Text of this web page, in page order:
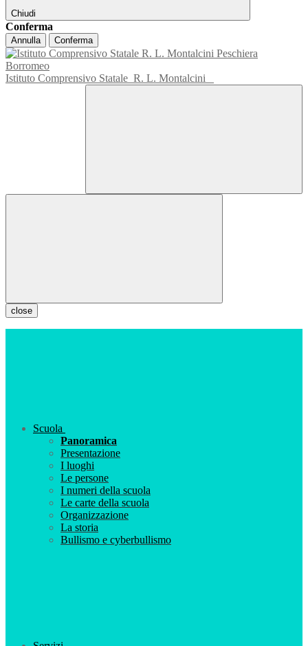
Chiudi
Conferma
Annulla Conferma
Istituto Comprensivo Statale R. L. Montalcini
close
Scuola
Panoramica
Presentazione
I luoghi
Le persone
I numeri della scuola
Le carte della scuola
Organizzazione
La storia
Bullismo e cyberbullismo